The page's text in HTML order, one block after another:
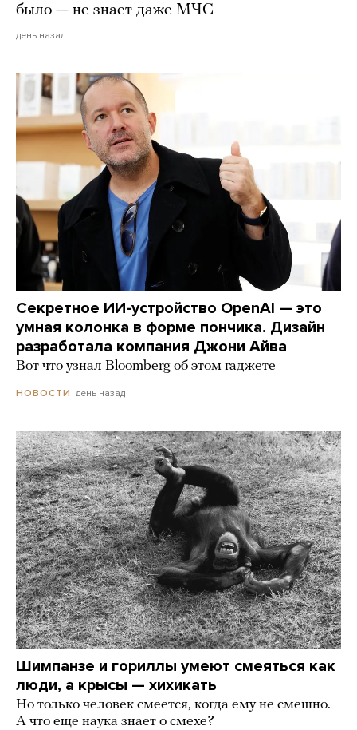
было — не знает даже МЧС
день назад
Секретное ИИ-устройство OpenAI — это
умная колонка в форме пончика. Дизайн
разработала компания Джони Айва
Вот что узнал Bloomberg об этом гаджете
НОВОСТИ день назад
Шимпанзе и гориллы умеют смеяться как
люди, а крысы — хихикать
Но только человек смеется, когда ему не смешно.
А что еще наука знает о смехе?